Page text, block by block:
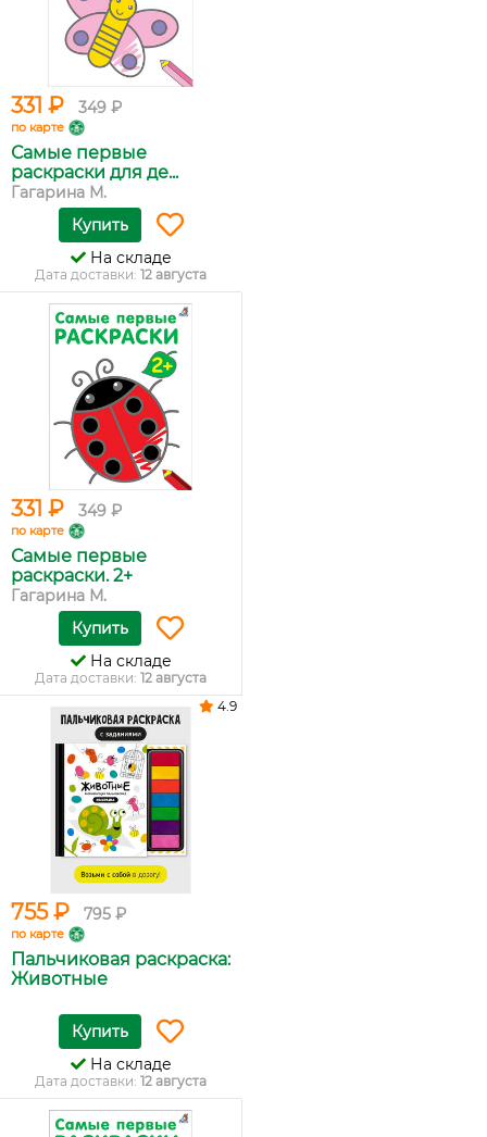
331 ₽ 349 ₽
по карте
Самые первые
раскраски для де...
Гагарина М.
Купить
На складе
Дата доставки: 12 августа
331 ₽ 349 ₽
по карте
Самые первые
раскраски. 2+
Гагарина М.
Купить
На складе
Дата доставки: 12 августа
755 ₽ 795 ₽
по карте
Пальчиковая раскраска:
Животные
4.9
Купить
На складе
Дата доставки: 12 августа